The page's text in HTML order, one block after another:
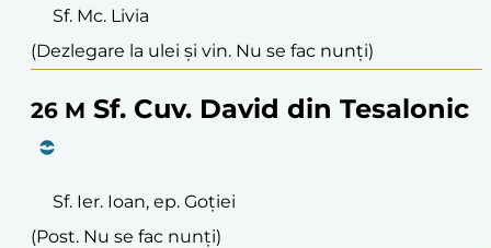
Sf. Mc. Livia
(Dezlegare la ulei și vin. Nu se fac nunți)
26 M Sf. Cuv. David din Tesalonic
Sf. Ier. Ioan, ep. Goției
(Post. Nu se fac nunți)